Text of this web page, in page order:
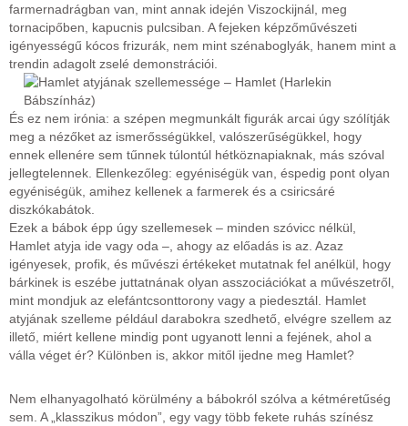
farmernadrágban van, mint annak idején Viszockijnál, meg
tornacipőben, kapucnis pulcsiban. A fejeken képzőművészeti
igényességű kócos frizurák, nem mint szénaboglyák, hanem mint a
trendin adagolt zselé demonstrációi.
És ez nem irónia: a szépen megmunkált figurák arcai úgy szólítják
meg a nézőket az ismerősségükkel, valószerűségükkel, hogy
ennek ellenére sem tűnnek túlontúl hétköznapiaknak, más szóval
jellegtelennek. Ellenkezőleg: egyéniségük van, éspedig pont olyan
egyéniségük, amihez kellenek a farmerek és a csiricsáré
diszkókabátok.
Ezek a bábok épp úgy szellemesek – minden szóvicc nélkül,
Hamlet atyja ide vagy oda –, ahogy az előadás is az. Azaz
igényesek, profik, és művészi értékeket mutatnak fel anélkül, hogy
bárkinek is eszébe juttatnának olyan asszociációkat a művészetről,
mint mondjuk az elefántcsonttorony vagy a piedesztál. Hamlet
atyjának szelleme például darabokra szedhető, elvégre szellem az
illető, miért kellene mindig pont ugyanott lenni a fejének, ahol a
válla véget ér? Különben is, akkor mitől ijedne meg Hamlet?
Nem elhanyagolható körülmény a bábokról szólva a kétméretűség
sem. A „klasszikus módon”, egy vagy több fekete ruhás színész